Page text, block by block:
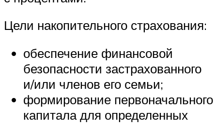
Цели накопительного страхования:
обеспечение финансовой
безопасности застрахованного
и/или членов его семьи;
формирование первоначального
капитала для определенных